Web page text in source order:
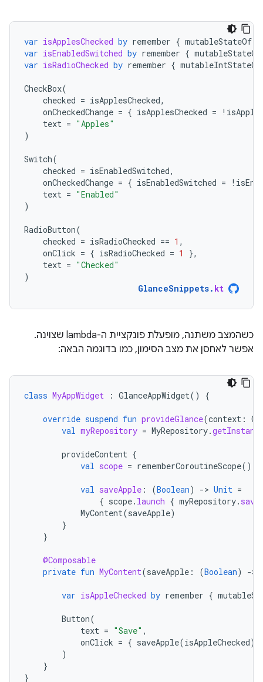
var isApplesChecked by remember { mutableStateOf
var isEnabledSwitched by remember { mutableStateOf
var isRadioChecked by remember { mutableIntStateOf
CheckBox(
checked = isApplesChecked,
onCheckedChange = { isApplesChecked = !
text = "Apples"
)
Switch(
checked = isEnabledSwitched,
onCheckedChange = { isEnabledSwitched = !
text = "Enabled"
)
RadioButton(
checked = isRadioChecked == 1 ,
onClick = { isRadioChecked = 1
},
text = "Checked"
)
GlanceSnippets. kt
כשהמצב משתנה, מופעלת פונקציית ה-lambda שצוינה.
אפשר לאחסן את מצב הסימון, כמו בדוגמה הבאה:
class MyAppWidget : GlanceAppWidget() {
override suspend fun provideGlance(context :
val myRepository = MyRepository.
provideContent {
val scope = rememberCoroutineScope()
val saveApple : (Boolean) -> Unit =
{ scope. launch { myRepository.
MyContent(saveApple)
}
}
@Composable
private fun MyContent(saveApple : (Boolean) ->
var isAppleChecked by remember {
Button(
text = "Save" ,
onClick = { saveApple(isAppleChecked)
)
}
}